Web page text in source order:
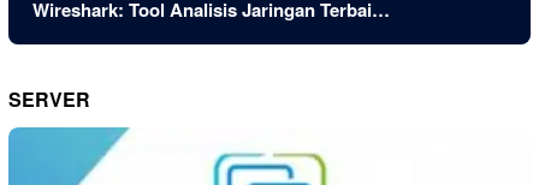
Wireshark: Tool Analisis Jaringan Terbai…
SERVER